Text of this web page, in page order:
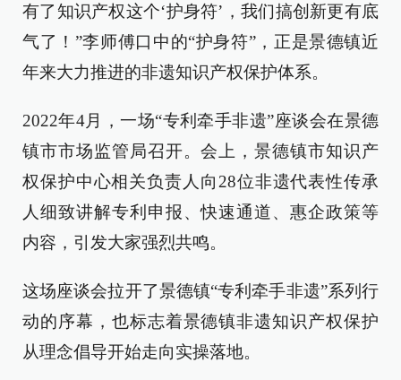
有了知识产权这个‘护身符’，我们搞创新更有底
气了！”李师傅口中的“护身符”，正是景德镇近
年来大力推进的非遗知识产权保护体系。
2022年4月，一场“专利牵手非遗”座谈会在景德
镇市市场监管局召开。会上，景德镇市知识产
权保护中心相关负责人向28位非遗代表性传承
人细致讲解专利申报、快速通道、惠企政策等
内容，引发大家强烈共鸣。
这场座谈会拉开了景德镇“专利牵手非遗”系列行
动的序幕，也标志着景德镇非遗知识产权保护
从理念倡导开始走向实操落地。